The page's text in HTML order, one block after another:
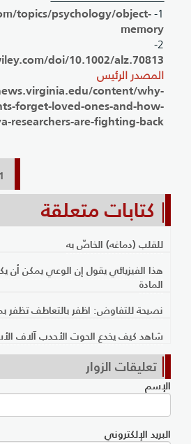
topics/psychology/object-
doi/10.1002/
الرئيس
news.virginia.edu/content/
forget-loved-ones-and-
uva-researchers-are-fighting-
11:05:49
كتابات متعلقة
للقلب (دماغه) الخاصّ به
هذا الفيزيائي يقول إن الوعي يمكن أن يكون
نصيحة للتفاوض: اظفر بالتعاطف تظفر بميزة
شاهد كيف يخدع الحوت الأحدب آلاف الأسماك
تعليقات الزوار
الإلكتروني